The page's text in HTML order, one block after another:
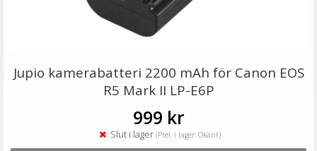
179 kr
Jupio kamerabatteri 2200 mAh för Canon EOS
R5 Mark II LP-E6P
999 kr
Slut i lager (Prel. i lager: Okänt)